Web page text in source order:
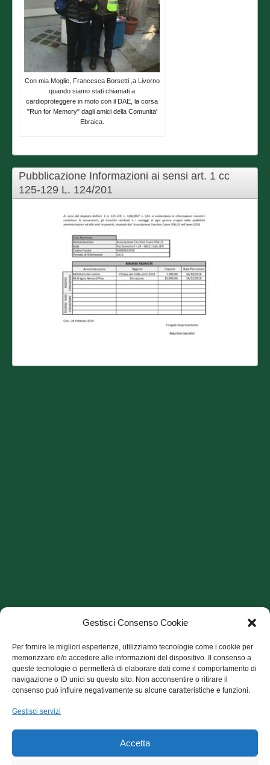
Gestisci Consenso Cookie
Per fornire le migliori esperienze, utilizziamo tecnologie come i cookie per
memorizzare e/o accedere alle informazioni del dispositivo. Il consenso a
queste tecnologie ci permetterà di elaborare dati come il comportamento di
navigazione o ID unici su questo sito. Non acconsentire o ritirare il
consenso può influire negativamente su alcune caratteristiche e funzioni.
Gestisci servizi
Accetta
Con mia Moglie, Francesca Borsetti ,a Livorno
quando siamo stati chiamati a
cardioproteggere in moto con il DAE, la corsa
"Run for Memory" dagli amici della Comunita'
Ebraica.
Pubblicazione Informazioni ai sensi art. 1 cc
125-129 L. 124/201
Archivio Articoli
Archivio Articoli